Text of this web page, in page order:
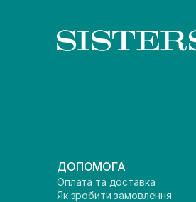
ДОПОМОГА
Оплата та доставка
Як зробити замовлення